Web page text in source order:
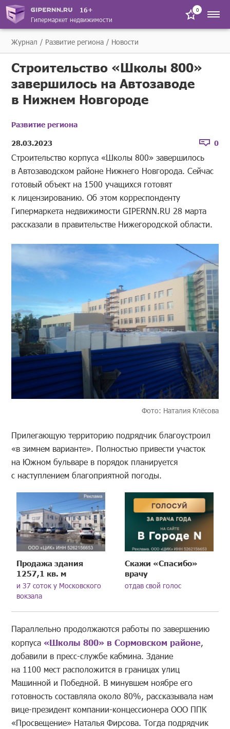
16+
Гипермаркет недвижимости
0
Журнал Развитие региона Новости
Строительство «Школы 800»
завершилось на Автозаводе
в Нижнем Новгороде
Развитие региона
28.03.2023
0
Строительство корпуса «Школы 800» завершилось
в Автозаводском районе Нижнего Новгорода. Сейчас
готовый объект на 1500 учащихся готовят
к лицензированию. Об этом корреспонденту
Гипермаркета недвижимости GIPERNN.RU 28 марта
рассказали в правительстве Нижегородской области.
Фото: Наталия Клёсова
Прилегающую территорию подрядчик благоустроил
«в зимнем варианте». Полностью привести участок
на Южном бульваре в порядок планируется
с наступлением благоприятной погоды.
Продажа здания
1257,1 кв. м
и 37 соток у Московского
вокзала
Скажи «Спасибо»
врачу
отдав свой голос
Параллельно продолжаются работы по завершению
корпуса «Школы 800» в Сормовском районе,
добавили в пресс-службе кабмина. Здание
на 1100 мест расположится в границах улиц
Машинной и Победной. В минувшем ноябре его
готовность составляла около 80%, рассказывала нам
вице-президент компании-концессионера ООО ППК
«Просвещение» Наталья Фирсова. Тогда подрядчик